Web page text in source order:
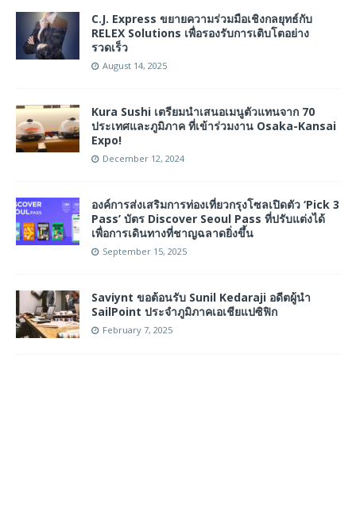
C.J. Express ขยายความร่วมมือเชิงกลยุทธ์กับ
RELEX Solutions เพื่อรองรับการเติบโตอย่าง
รวดเร็ว
August 14, 2025
Kura Sushi เตรียมนำเสนอเมนูตัวแทนจาก 70
ประเทศและภูมิภาค ที่เข้าร่วมงาน Osaka-Kansai
Expo!
December 12, 2024
องค์การส่งเสริมการท่องเที่ยวกรุงโซลเปิดตัว ‘Pick 3
Pass’ บัตร Discover Seoul Pass ที่ปรับแต่งได้
เพื่อการเดินทางที่ชาญฉลาดยิ่งขึ้น
September 15, 2025
Saviynt ขอต้อนรับ Sunil Kedaraji อดีตผู้นำ
SailPoint ประจำภูมิภาคเอเชียแปซิฟิก
February 7, 2025